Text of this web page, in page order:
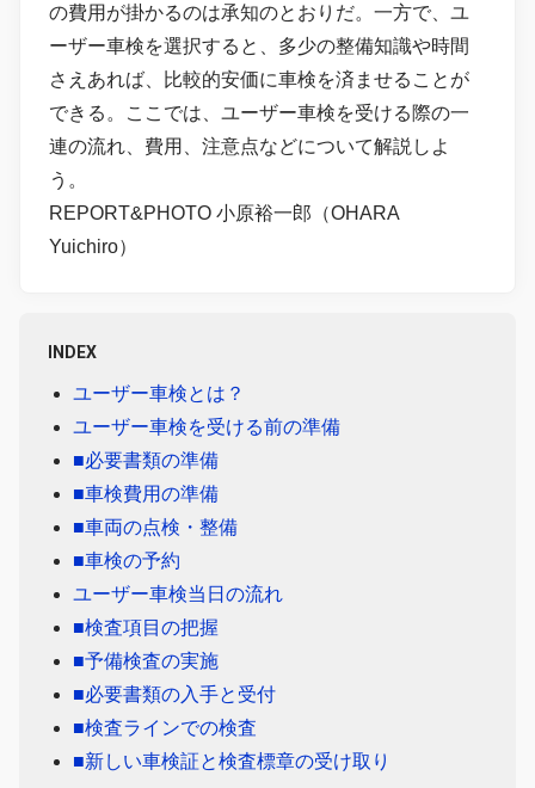
の費用が掛かるのは承知のとおりだ。一方で、ユ
ーザー車検を選択すると、多少の整備知識や時間
さえあれば、比較的安価に車検を済ませることが
できる。ここでは、ユーザー車検を受ける際の一
連の流れ、費用、注意点などについて解説しよ
う。
REPORT&PHOTO 小原裕一郎（OHARA
Yuichiro）
INDEX
ユーザー車検とは？
ユーザー車検を受ける前の準備
■必要書類の準備
■車検費用の準備
■車両の点検・整備
■車検の予約
ユーザー車検当日の流れ
■検査項目の把握
■予備検査の実施
■必要書類の入手と受付
■検査ラインでの検査
■新しい車検証と検査標章の受け取り